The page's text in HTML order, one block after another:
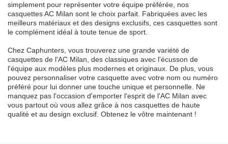
simplement pour représenter votre équipe préférée, nos
casquettes AC Milan sont le choix parfait. Fabriquées avec les
meilleurs matériaux et des designs exclusifs, ces casquettes sont
le complément idéal à toute tenue de sport.
Chez Caphunters, vous trouverez une grande variété de
casquettes de l'AC Milan, des classiques avec l'écusson de
l'équipe aux modèles plus modernes et originaux. De plus, vous
pouvez personnaliser votre casquette avec votre nom ou numéro
préféré pour lui donner une touche unique et personnelle. Ne
manquez pas l'occasion d'emporter l'esprit de l'AC Milan avec
vous partout où vous allez grâce à nos casquettes de haute
qualité et au design exclusif. Obtenez le vôtre maintenant !